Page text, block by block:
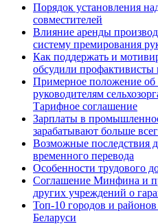
Порядок установления
совместителей
Влияние аренды
систему премирования
Как поддержать и
обсудили профактивисты
Примерное положение об
руководителям
Тарифное соглашение
Зарплаты в
зарабатывают больше
Возможные последствия
временного перевода
Особенности трудового
Соглашение Минфина и
других учреждений о
Топ-10 городов и
Беларуси